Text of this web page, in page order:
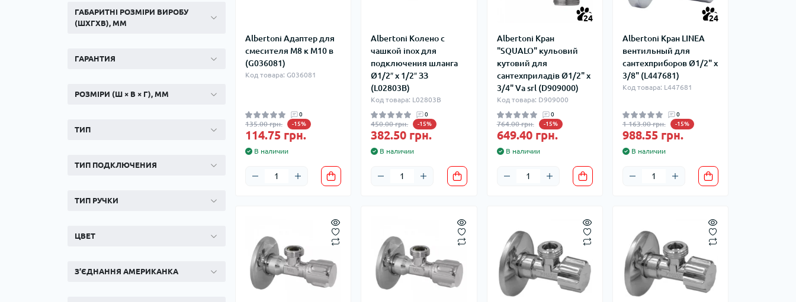
ГАБАРИТНІ РОЗМІРИ ВИРОБУ
(ШХГХВ), ММ
ГАРАНТИЯ
РОЗМІРИ (Ш × В × Г), ММ
ТИП
ТИП ПОДКЛЮЧЕНИЯ
ТИП РУЧКИ
ЦВЕТ
З’ЄДНАННЯ АМЕРИКАНКА
Albertoni Адаптер для
смесителя М8 к М10 в
(G036081)
Код товара: G036081
0
135.00 грн. -15%
114.75 грн.
В наличии
Albertoni Колено с
чашкой inox для
подключения шланга
Ø1/2″ x 1/2″ ЗЗ
(L02803B)
Код товара: L02803B
0
450.00 грн. -15%
382.50 грн.
В наличии
24
Albertoni Кран
"SQUALO" кульовий
кутовий для
сантехприладів Ø1/2" х
3/4" Va srl (D909000)
Код товара: D909000
0
764.00 грн. -15%
649.40 грн.
В наличии
24
Albertoni Кран LINEA
вентильный для
сантехприборов Ø1/2" х
3/8" (L447681)
Код товара: L447681
0
1 163.00 грн. -15%
988.55 грн.
В наличии